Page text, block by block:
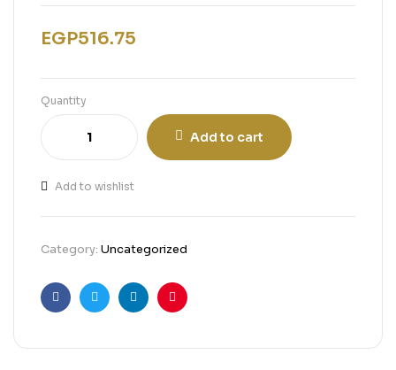
EGP516.75
Quantity
Add to cart
Add to wishlist
Category: Uncategorized
FacebookTwitterLinkedinPinterest